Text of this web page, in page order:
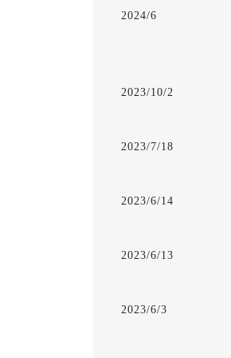
2024/6
2023/10/2
2023/7/18
2023/6/14
2023/6/13
2023/6/3